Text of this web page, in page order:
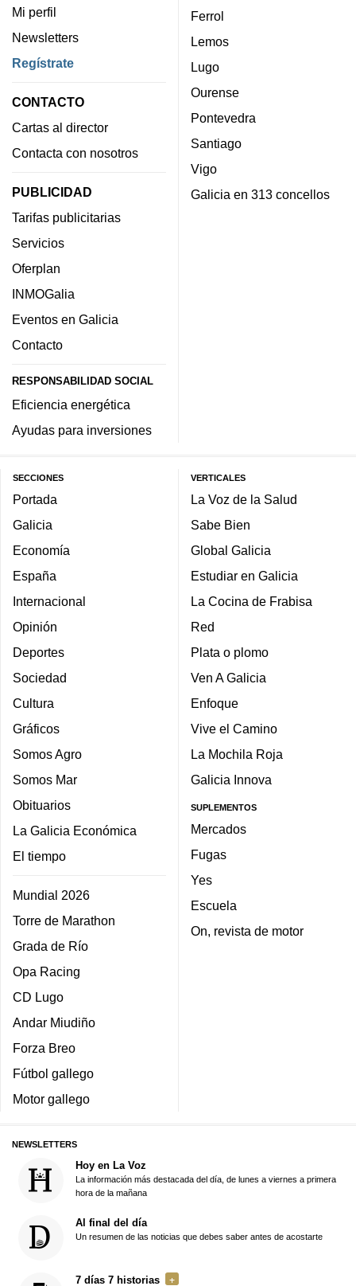
Mi perfil
Newsletters
Regístrate
CONTACTO
Cartas al director
Contacta con nosotros
PUBLICIDAD
Tarifas publicitarias
Servicios
Oferplan
INMOGalia
Eventos en Galicia
Contacto
RESPONSABILIDAD SOCIAL
Eficiencia energética
Ayudas para inversiones
Ferrol
Lemos
Lugo
Ourense
Pontevedra
Santiago
Vigo
Galicia en 313 concellos
SECCIONES
Portada
Galicia
Economía
España
Internacional
Opinión
Deportes
Sociedad
Cultura
Gráficos
Somos Agro
Somos Mar
Obituarios
La Galicia Económica
El tiempo
Mundial 2026
Torre de Marathon
Grada de Río
Opa Racing
CD Lugo
Andar Miudiño
Forza Breo
Fútbol gallego
Motor gallego
VERTICALES
La Voz de la Salud
Sabe Bien
Global Galicia
Estudiar en Galicia
La Cocina de Frabisa
Red
Plata o plomo
Ven A Galicia
Enfoque
Vive el Camino
La Mochila Roja
Galicia Innova
SUPLEMENTOS
Mercados
Fugas
Yes
Escuela
On, revista de motor
NEWSLETTERS
Hoy en La Voz
La información más destacada del día, de lunes a viernes a primera
hora de la mañana
Al final del día
Un resumen de las noticias que debes saber antes de acostarte
7 días 7 historias